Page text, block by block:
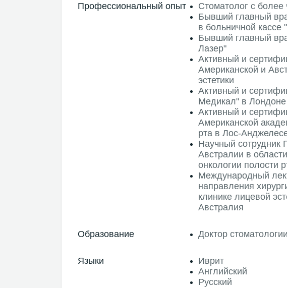
Профессиональный опыт
Стоматолог с
Бывший главный
в больничной кассе
Бывший главный
Лазер"
Активный и
Американской и
эстетики
Активный и
Медикал" в Лондоне
Активный и
Американской
рта в Лос-
Научный сотрудник
Австралии в
онкологии полости
Международный
направления
клинике лицевой
Австралия
Образование Доктор стоматологии
Языки
Иврит
Английский
Русский